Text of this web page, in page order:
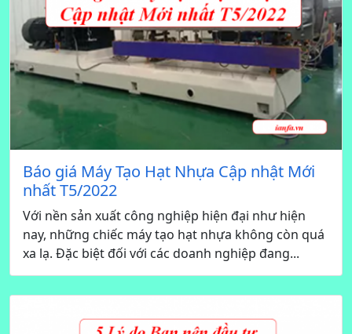
Báo giá Máy Tạo Hạt Nhựa Cập nhật Mới
nhất T5/2022
Với nền sản xuất công nghiệp hiện đại như hiện
nay, những chiếc máy tạo hạt nhựa không còn quá
xa lạ. Đặc biệt đối với các doanh nghiệp đang...